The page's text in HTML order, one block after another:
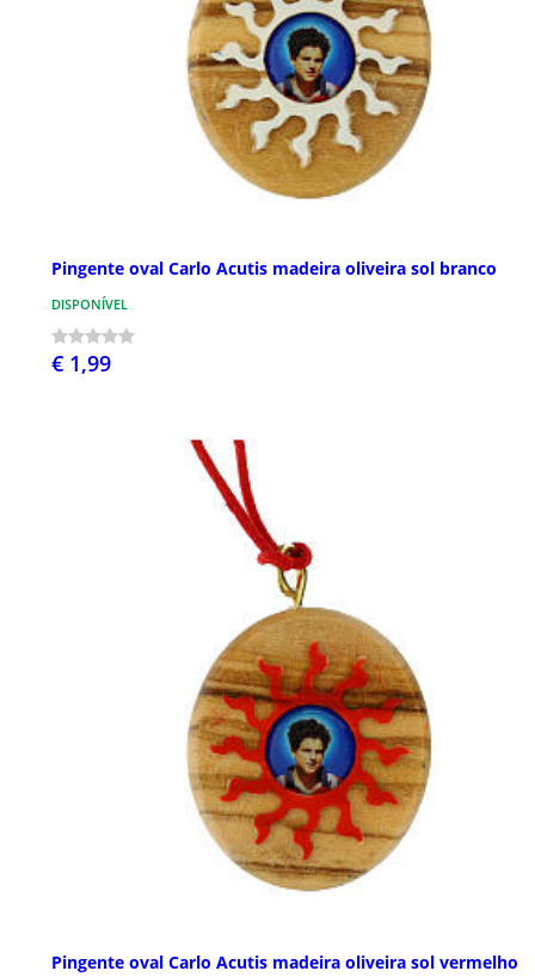
Pingente oval Carlo Acutis madeira oliveira sol branco
DISPONÍVEL
€ 1,99
Pingente oval Carlo Acutis madeira oliveira sol vermelho